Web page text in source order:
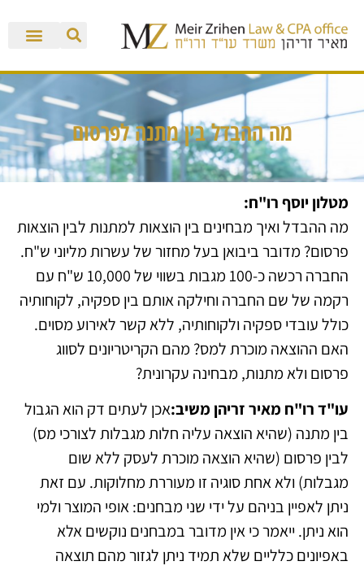
מה ההבדל בין מתנה לפרסום
מטלון יוסף רו"ח:
מה ההבדל ואיך מבחינים בין הוצאות למתנות לבין הוצאות
פרסום? מדובר ביבואן בעל מחזור של עשרות מליוני ש"ח.
החברה רכשה כ-100 מגבות בשווי של 10,000 ש"ח עם
רקמה של שם החברה וחילקה אותם בין ספקיה, לקוחותיה
כולל עובדי ספקיה ולקוחותיה, ללא קשר לאירוע מסוים.
האם ההוצאה מוכרת למס? מהם הקריטריונים לסווג
פרסום ולא מתנות, מבחינה עקרונית?
עו"ד רו"ח מאיר זריהן משיב:אכן לעתים דק הוא הגבול
בין מתנה (שהיא הוצאה עליה חלות מגבלות לצורכי מס)
לבין פרסום (שהיא הוצאה מוכרת לעסק ללא שום
מגבלות) ולא אחת סוגיה זו מעוררת מחלוקות. עם זאת
ניתן לאפיין בניהם על ידי שני מבחנים: אופי המוצר ולמי
הוא ניתן. ייאמר כי אין מדובר במבחנים נוקשים אלא
באפיונים כלליים שלא תמיד ניתן לגזור מהם תוצאה